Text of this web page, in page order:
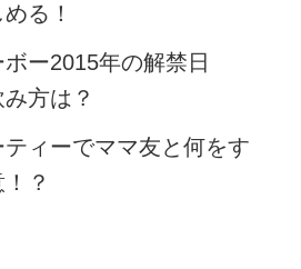
る！
ー2015年の解禁日
方は？
ィーでママ友と何をす
？